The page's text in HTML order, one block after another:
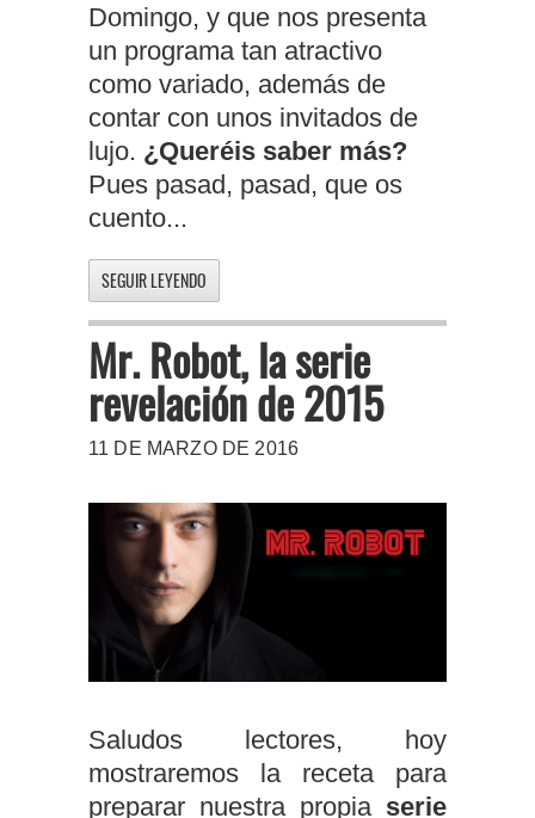
Domingo, y que nos presenta
un programa tan atractivo
como variado, además de
contar con unos invitados de
lujo. ¿Queréis saber más?
Pues pasad, pasad, que os
cuento...
SEGUIR LEYENDO
Mr. Robot, la serie
revelación de 2015
11 DE MARZO DE 2016
Saludos lectores, hoy
mostraremos la receta para
preparar nuestra propia serie